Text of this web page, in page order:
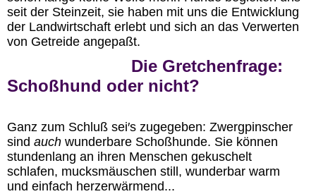
seit der Steinzeit, sie haben mit uns die Entwicklung
der Landwirtschaft erlebt und sich an das Verwerten
von Getreide angepaßt.
Die Gretchenfrage:
Schoßhund oder nicht?
Ganz zum Schluß sei′s zugegeben: Zwergpinscher
sind auch wunderbare Schoßhunde. Sie können
stundenlang an ihren Menschen gekuschelt
schlafen, mucksmäuschen still, wunderbar warm
und einfach herzerwärmend...